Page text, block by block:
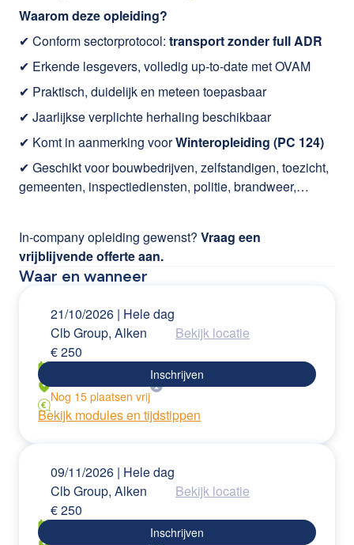
Waarom deze opleiding?
✔ Conform sectorprotocol: transport zonder full ADR
✔ Erkende lesgevers, volledig up-to-date met OVAM
✔ Praktisch, duidelijk en meteen toepasbaar
✔ Jaarlijkse verplichte herhaling beschikbaar
✔ Komt in aanmerking voorWinteropleiding (PC 124)
✔ Geschikt voor bouwbedrijven, zelfstandigen, toezicht,
gemeenten, inspectiediensten, politie, brandweer,…
In-company opleiding gewenst? Vraag een
vrijblijvende offerte aan.
Waar en wanneer
21/10/2026 | Hele dag
Clb Group, Alken
Bekijk locatie
€250
Inschrijven
Nog 15 plaatsen vrij
Bekijk modules en tijdstippen
09/11/2026 | Hele dag
Clb Group, Alken
Bekijk locatie
€250
Inschrijven